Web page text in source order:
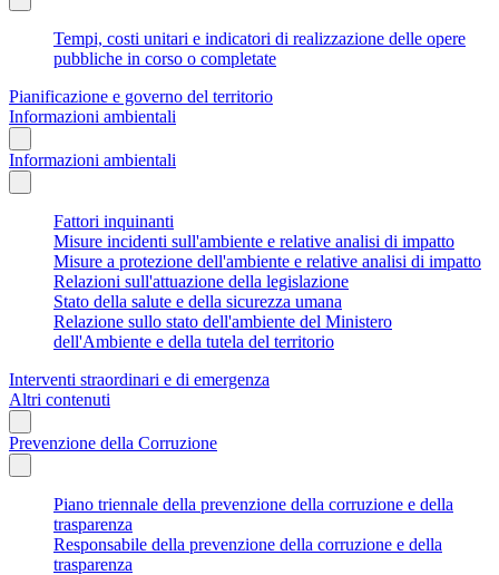
Tempi, costi unitari e indicatori di realizzazione delle opere
pubbliche in corso o completate
Pianificazione e governo del territorio
Informazioni ambientali
Informazioni ambientali
Fattori inquinanti
Misure incidenti sull'ambiente e relative analisi di impatto
Misure a protezione dell'ambiente e relative analisi di impatto
Relazioni sull'attuazione della legislazione
Stato della salute e della sicurezza umana
Relazione sullo stato dell'ambiente del Ministero
dell'Ambiente e della tutela del territorio
Interventi straordinari e di emergenza
Altri contenuti
Prevenzione della Corruzione
Piano triennale della prevenzione della corruzione e della
trasparenza
Responsabile della prevenzione della corruzione e della
trasparenza